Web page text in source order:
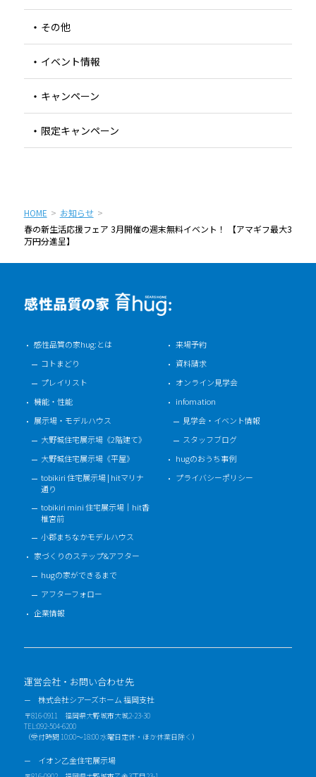
その他
イベント情報
キャンペーン
限定キャンペーン
HOME
お知らせ
春の新生活応援フェア 3月開催の週末無料イベント！ 【アマギフ最大3
万円分進呈】
感性品質の家hug:とは
コトまどり
プレイリスト
機能・性能
展示場・モデルハウス
大野城住宅展示場《2階建て》
大野城住宅展示場《平屋》
tobikiri 住宅展示場 | hitマリナ
通り
tobikiri mini 住宅展示場｜hit香
椎宮前
小郡まちなかモデルハウス
家づくりのステップ&アフター
hugの家ができるまで
アフターフォロー
企業情報
来場予約
資料請求
オンライン見学会
infomation
見学会・イベント情報
スタッフブログ
hugのおうち事例
プライバシーポリシー
運営会社・お問い合わせ先
株式会社シアーズホーム 福岡支社
〒816-0911 福岡県大野城市大城2-23-30
TEL:092-504-6200
（受付時間 10:00～18:00 水曜日定休・ほか休業日除く）
イオン乙金住宅展示場